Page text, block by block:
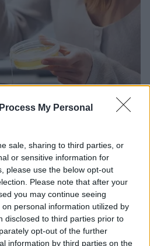
My Personal
sale, sharing to third parties, or
or sensitive information for
please use the below opt-out
Please note that after your
you may continue seeing
personal information utilized by
disclosed to third parties prior to
opt-out of the further
information by third parties on the
φύσης που θωρακίζει καρδιά
της νοθείας
φυσικό τροφοφάρμακο με
υγεία, αλλά και μεγάλους
- Ένας καθηγητής